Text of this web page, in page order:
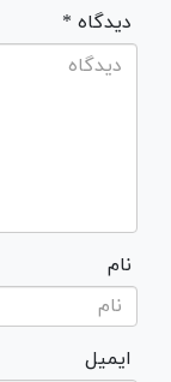
* دیدگاه
نام
ایمیل